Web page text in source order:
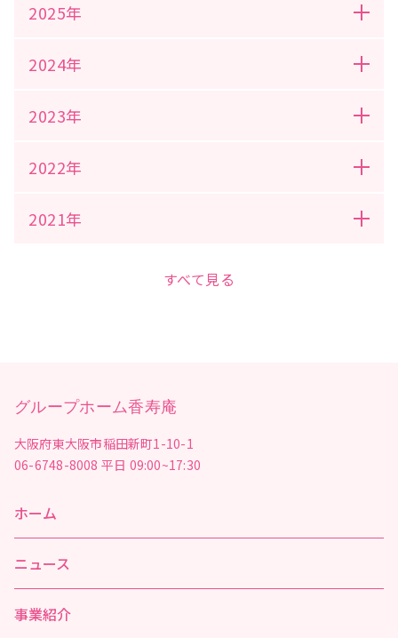
2025年
2024年
2023年
2022年
2021年
すべて見る
グループホーム香寿庵
大阪府東大阪市稲田新町1-10-1
06-6748-8008 平日 09:00~17:30
ホーム
ニュース
事業紹介